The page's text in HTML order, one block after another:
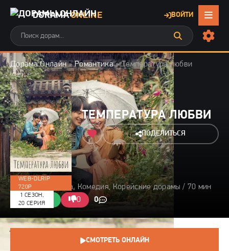
DORAMAONLINE ВОЙТИ
Дорама Онлайн»Романтика» Температура любви
ТЕМПЕРАТУРА ЛЮБВИ
ПОДЕЛИТЬСЯ
2017 / Романтика, Комедия, Корейские дорамы / 70 мин
0/10
0 0
WEB-DLRIP
720P
1 СЕЗОН,
20 СЕРИЯ
СМОТРЕТЬ ОНЛАЙН